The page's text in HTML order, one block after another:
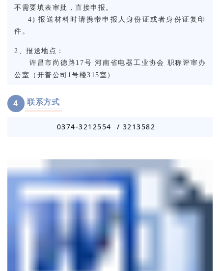
不需要填表审批，直接申报 。
4) 报送材料时请携带申报人身份证或者身份证复印
件。
2、报送地点：
许昌市尚德路17号 河南省电器工业协会 职称评审办
公室（开普公司1号楼315室）
4 联系方式
0374-321 2554 / 321 3582